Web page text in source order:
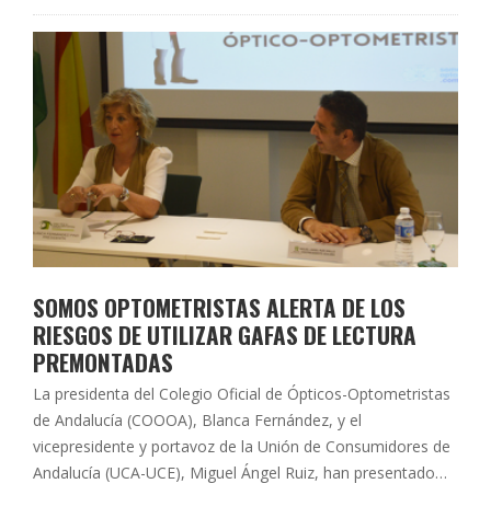
SOMOS OPTOMETRISTAS ALERTA DE LOS
RIESGOS DE UTILIZAR GAFAS DE LECTURA
PREMONTADAS
La presidenta del Colegio Oficial de Ópticos-Optometristas
de Andalucía (COOOA), Blanca Fernández, y el
vicepresidente y portavoz de la Unión de Consumidores de
Andalucía (UCA-UCE), Miguel Ángel Ruiz, han presentado